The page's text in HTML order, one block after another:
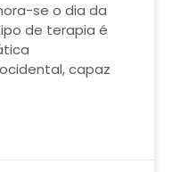
se o dia da
de terapia é
capaz